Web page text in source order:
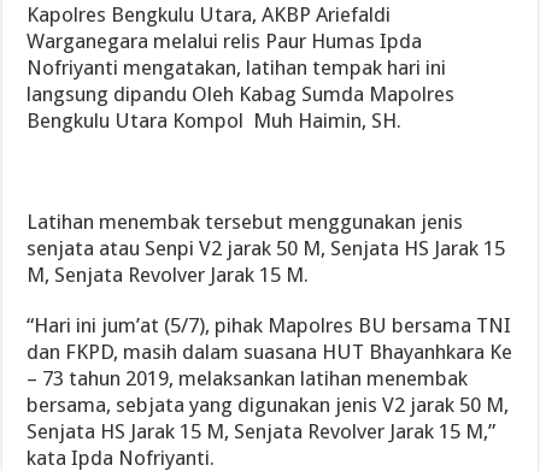
Kapolres Bengkulu Utara, AKBP Ariefaldi
Warganegara melalui relis Paur Humas Ipda
Nofriyanti mengatakan, latihan tempak hari ini
langsung dipandu Oleh Kabag Sumda Mapolres
Bengkulu Utara Kompol Muh Haimin, SH.
Latihan menembak tersebut menggunakan jenis
senjata atau Senpi V2 jarak 50 M, Senjata HS Jarak 15
M, Senjata Revolver Jarak 15 M.
“Hari ini jum’at (5/7), pihak Mapolres BU bersama TNI
dan FKPD, masih dalam suasana HUT Bhayanhkara Ke
– 73 tahun 2019, melaksankan latihan menembak
bersama, sebjata yang digunakan jenis V2 jarak 50 M,
Senjata HS Jarak 15 M, Senjata Revolver Jarak 15 M,”
kata Ipda Nofriyanti.